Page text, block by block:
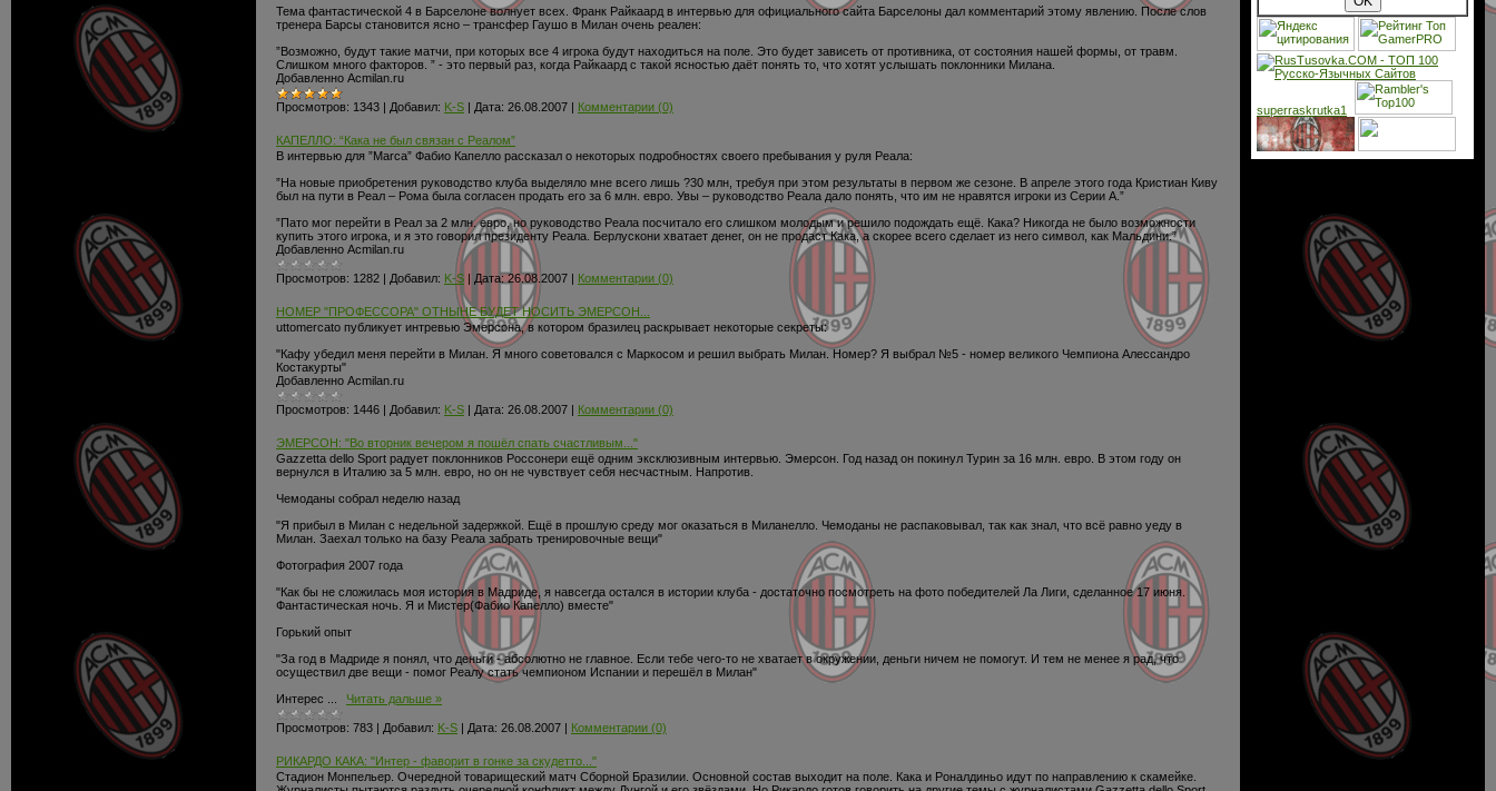
Тема фантастической 4 в Барселоне волнует всех. Франк Райкаард в интервью для официального сайта Барселоны дал комментарий этому явлению. После слов
тренера Барсы становится ясно – трансфер Гаушо в Милан очень реален:
”Возможно, будут такие матчи, при которых все 4 игрока будут находиться на поле. Это будет зависеть от противника, от состояния нашей формы, от травм.
Слишком много факторов. ” - это первый раз, когда Райкаард с такой ясностью даёт понять то, что хотят услышать поклонники Милана.
Добавленно Acmilan.ru
Просмотров: 1343 | Добавил: K-S | Дата: 26.08.2007 | Комментарии (0)
КАПЕЛЛО: “Кака не был связан с Реалом”
В интервью для ”Marca” Фабио Капелло рассказал о некоторых подробностях своего пребывания у руля Реала:
”На новые приобретения руководство клуба выделяло мне всего лишь ?30 млн, требуя при этом результаты в первом же сезоне. В апреле этого года Кристиан Киву
был на пути в Реал – Рома была согласен продать его за 6 млн. евро. Увы – руководство Реала дало понять, что им не нравятся игроки из Серии А.”
”Пато мог перейти в Реал за 2 млн. евро, но руководство Реала посчитало его слишком молодым и решило подождать ещё. Кака? Никогда не было возможности
купить этого игрока, и я это говорил президенту Реала. Берлускони хватает денег, он не продаст Кака, а скорее всего сделает из него символ, как Мальдини.”
Добавленно Acmilan.ru
Просмотров: 1282 | Добавил: K-S | Дата: 26.08.2007 | Комментарии (0)
НОМЕР "ПРОФЕССОРА" ОТНЫНЕ БУДЕТ НОСИТЬ ЭМЕРСОН...
uttomercato публикует интревью Эмерсона, в котором бразилец раскрывает некоторые секреты:
"Кафу убедил меня перейти в Милан. Я много советовался с Маркосом и решил выбрать Милан. Номер? Я выбрал №5 - номер великого Чемпиона Алессандро
Костакурты"
Добавленно Acmilan.ru
Просмотров: 1446 | Добавил: K-S | Дата: 26.08.2007 | Комментарии (0)
ЭМЕРСОН: "Во вторник вечером я пошёл спать счастливым..."
Gazzetta dello Sport радует поклонников Россонери ещё одним эксклюзивным интервью. Эмерсон. Год назад он покинул Турин за 16 млн. евро. В этом году он
вернулся в Италию за 5 млн. евро, но он не чувствует себя несчастным. Напротив.
Чемоданы собрал неделю назад
"Я прибыл в Милан с недельной задержкой. Ещё в прошлую среду мог оказаться в Миланелло. Чемоданы не распаковывал, так как знал, что всё равно уеду в
Милан. Заехал только на базу Реала забрать тренировочные вещи"
Фотография 2007 года
"Как бы не сложилась моя история в Мадриде, я навсегда остался в истории клуба - достаточно посмотреть на фото победителей Ла Лиги, сделанное 17 июня.
Фантастическая ночь. Я и Мистер(Фабио Капелло) вместе"
Горький опыт
"За год в Мадриде я понял, что деньги - абсолютно не главное. Если тебе чего-то не хватает в окружении, деньги ничем не помогут. И тем не менее я рад, что
осуществил две вещи - помог Реалу стать чемпионом Испании и перешёл в Милан"
Интерес
Читать дальше »
Просмотров: 783 | Добавил: K-S | Дата: 26.08.2007 | Комментарии (0)
РИКАРДО КАКА: "Интер - фаворит в гонке за скудетто..."
Стадион Монпельер. Очередной товарищеский матч Сборной Бразилии. Основной состав выходит на поле. Кака и Роналдиньо идут по направлению к скамейке.
superraskrutka1